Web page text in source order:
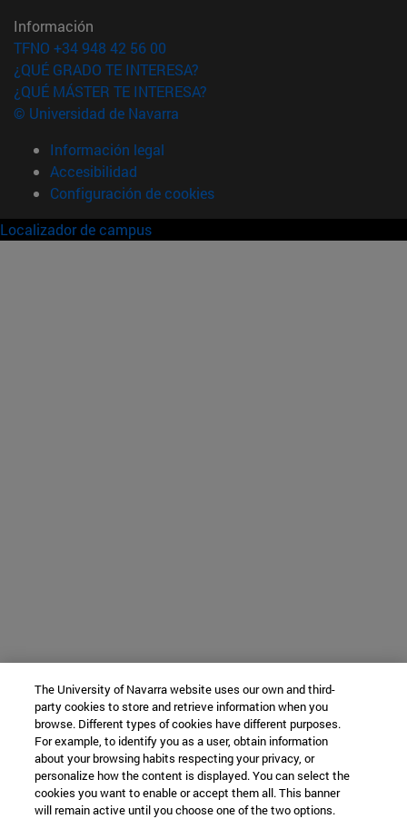
Información
TFNO +34 948 42 56 00
¿QUÉ GRADO TE INTERESA?
¿QUÉ MÁSTER TE INTERESA?
© Universidad de Navarra
Información legal
Accesibilidad
Configuración de cookies
Localizador de campus
The University of Navarra website uses our own and third-
party cookies to store and retrieve information when you
browse. Different types of cookies have different purposes.
For example, to identify you as a user, obtain information
about your browsing habits respecting your privacy, or
personalize how the content is displayed. You can select the
cookies you want to enable or accept them all. This banner
will remain active until you choose one of the two options.